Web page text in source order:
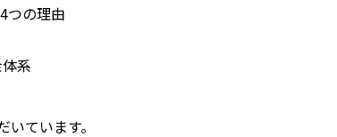
つの理由
系
ています。